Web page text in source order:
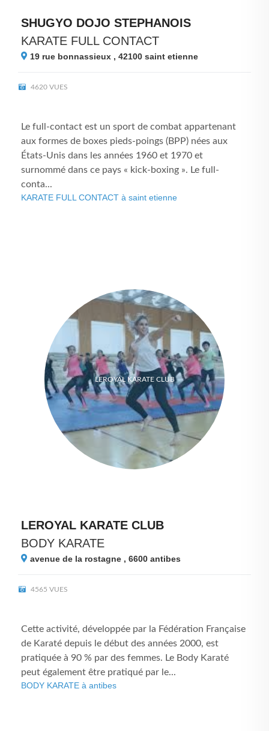
SHUGYO DOJO STEPHANOIS
KARATE FULL CONTACT
19 rue bonnassieux , 42100 saint etienne
4620 VUES
Le full-contact est un sport de combat appartenant
aux formes de boxes pieds-poings (BPP) nées aux
États-Unis dans les années 1960 et 1970 et
surnommé dans ce pays « kick-boxing ». Le full-
conta...
KARATE FULL CONTACT à saint etienne
LEROYAL KARATE CLUB
LEROYAL KARATE CLUB
BODY KARATE
avenue de la rostagne , 6600 antibes
4565 VUES
Cette activité, développée par la Fédération Française
de Karaté depuis le début des années 2000, est
pratiquée à 90 % par des femmes. Le Body Karaté
peut également être pratiqué par le...
BODY KARATE à antibes